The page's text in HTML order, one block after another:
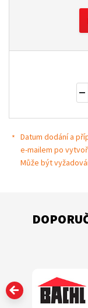
Datum dodání a
e-mailem po
Může být
‹